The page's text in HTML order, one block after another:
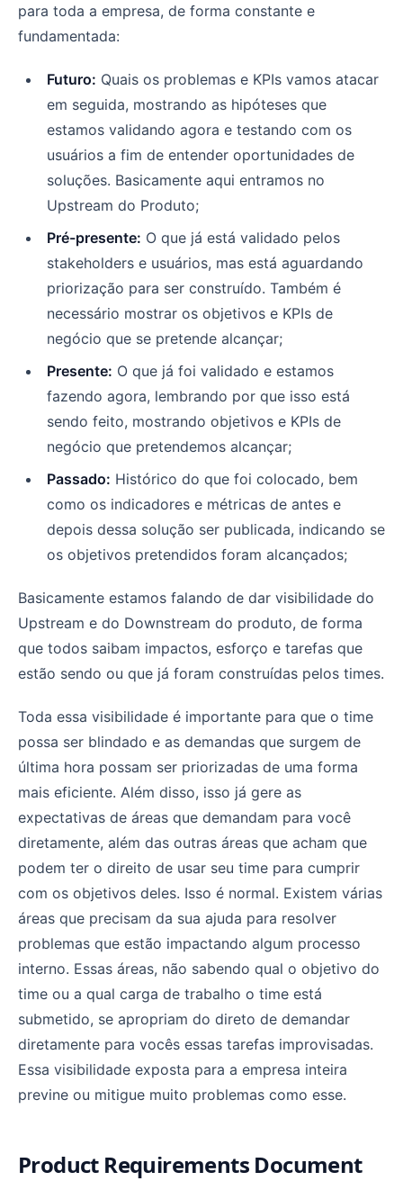
para toda a empresa, de forma constante e
fundamentada:
Futuro: Quais os problemas e KPIs vamos atacar
em seguida, mostrando as hipóteses que
estamos validando agora e testando com os
usuários a fim de entender oportunidades de
soluções. Basicamente aqui entramos no
Upstream do Produto;
Pré-presente: O que já está validado pelos
stakeholders e usuários, mas está aguardando
priorização para ser construído. Também é
necessário mostrar os objetivos e KPIs de
negócio que se pretende alcançar;
Presente: O que já foi validado e estamos
fazendo agora, lembrando por que isso está
sendo feito, mostrando objetivos e KPIs de
negócio que pretendemos alcançar;
Passado: Histórico do que foi colocado, bem
como os indicadores e métricas de antes e
depois dessa solução ser publicada, indicando se
os objetivos pretendidos foram alcançados;
Basicamente estamos falando de dar visibilidade do
Upstream e do Downstream do produto, de forma
que todos saibam impactos, esforço e tarefas que
estão sendo ou que já foram construídas pelos times.
Toda essa visibilidade é importante para que o time
possa ser blindado e as demandas que surgem de
última hora possam ser priorizadas de uma forma
mais eficiente. Além disso, isso já gere as
expectativas de áreas que demandam para você
diretamente, além das outras áreas que acham que
podem ter o direito de usar seu time para cumprir
com os objetivos deles. Isso é normal. Existem várias
áreas que precisam da sua ajuda para resolver
problemas que estão impactando algum processo
interno. Essas áreas, não sabendo qual o objetivo do
time ou a qual carga de trabalho o time está
submetido, se apropriam do direto de demandar
diretamente para vocês essas tarefas improvisadas.
Essa visibilidade exposta para a empresa inteira
previne ou mitigue muito problemas como esse.
Product Requirements Document